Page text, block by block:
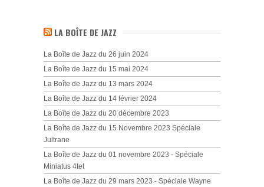
LA BOÎTE DE JAZZ
La Boîte de Jazz du 26 juin 2024
La Boîte de Jazz du 15 mai 2024
La Boîte de Jazz du 13 mars 2024
La Boîte de Jazz du 14 février 2024
La Boîte de Jazz du 20 décembre 2023
La Boîte de Jazz du 15 Novembre 2023 Spéciale
Jultrane
La Boîte de Jazz du 01 novembre 2023 - Spéciale
Miniatus 4tet
La Boîte de Jazz du 29 mars 2023 - Spéciale Wayne